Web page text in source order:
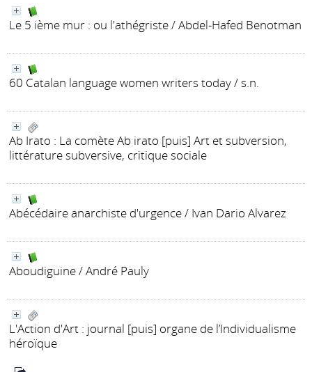
Le 5 ième mur : ou l'athégriste/ Abdel-Hafed Benotman
60 Catalan language women writers today/ s.n.
Ab Irato : La comète Ab irato [puis] Art et subversion,
littérature subversive, critique sociale
Abécédaire anarchiste d'urgence/ Ivan Dario Alvarez
Aboudiguine/ André Pauly
L'Action d'Art : journal [puis] organe de l’Individualisme
héroïque